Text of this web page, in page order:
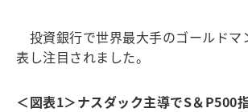
投資銀行で世界最大手のゴールドマ
表し注目されました。
＜図表1＞ナスダック主導でS＆P500